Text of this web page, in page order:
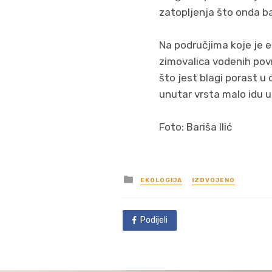
zatopljenja što onda
Na područjima koje je
zimovalica vodenih
što jest blagi porast u
unutar vrsta malo idu
Foto: Bariša Ilić
Posted
in
EKOLOGIJA IZDVOJENO
Podijeli